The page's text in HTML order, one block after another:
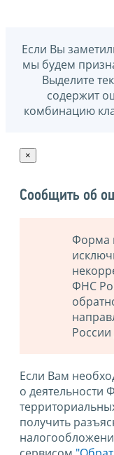
Если Вы
мы будем
Выделите
содержит
комбинацию
×
Сообщить об
Форма
ФНС
России
Если Вам
о деятельности
получить